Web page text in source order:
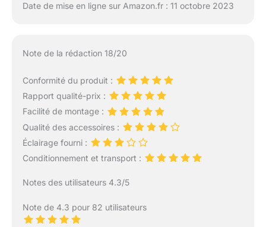
Date de mise en ligne sur Amazon.fr : 11 octobre 2023
Note de la rédaction 18/20
Conformité du produit :
Rapport qualité-prix :
Facilité de montage :
Qualité des accessoires :
Éclairage fourni :
Conditionnement et transport :
Notes des utilisateurs 4.3/5
Note de 4.3 pour 82 utilisateurs